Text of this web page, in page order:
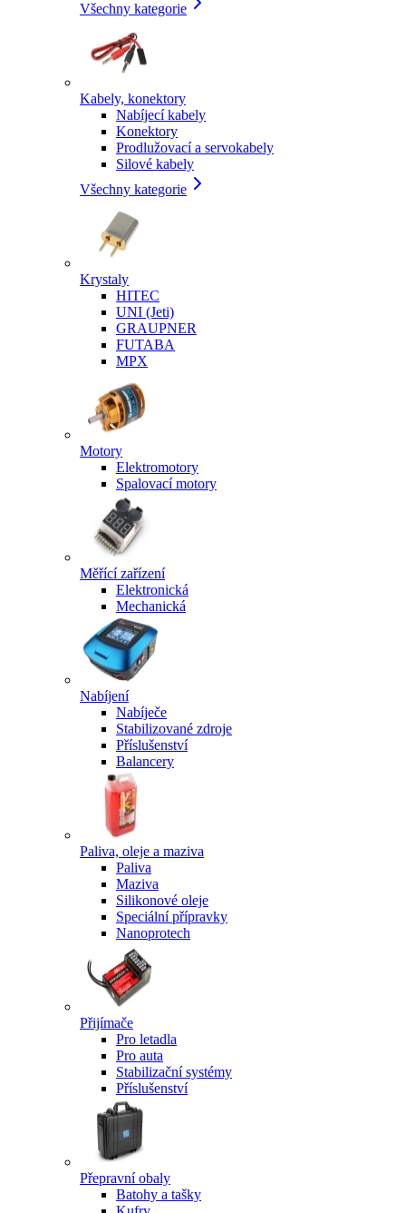
Všechny kategorie
Kabely, konektory
Nabíjecí kabely
Konektory
Prodlužovací a servokabely
Silové kabely
Všechny kategorie
Krystaly
HITEC
UNI (Jeti)
GRAUPNER
FUTABA
MPX
Motory
Elektromotory
Spalovací motory
Měřící zařízení
Elektronická
Mechanická
Nabíjení
Nabíječe
Stabilizované zdroje
Příslušenství
Balancery
Paliva, oleje a maziva
Paliva
Maziva
Silikonové oleje
Speciální přípravky
Nanoprotech
Přijímače
Pro letadla
Pro auta
Stabilizační systémy
Příslušenství
Přepravní obaly
Batohy a tašky